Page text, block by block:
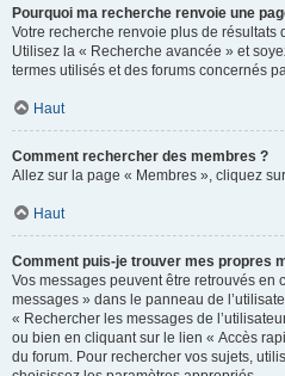
Pourquoi ma recherche renvoie une
Votre recherche renvoie plus de résultats
Utilisez la « Recherche avancée » et
termes utilisés et des forums concernés
Haut
Comment rechercher des membres ?
Allez sur la page « Membres », cliquez
Haut
Comment puis-je trouver mes propres
Vos messages peuvent être retrouvés en
messages » dans le panneau de
« Rechercher les messages de
ou bien en cliquant sur le lien « Accès
du forum. Pour rechercher vos sujets,